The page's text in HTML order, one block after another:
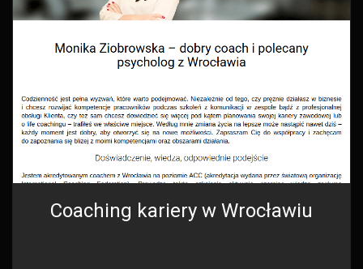
Coaching kariery w Wrocławiu